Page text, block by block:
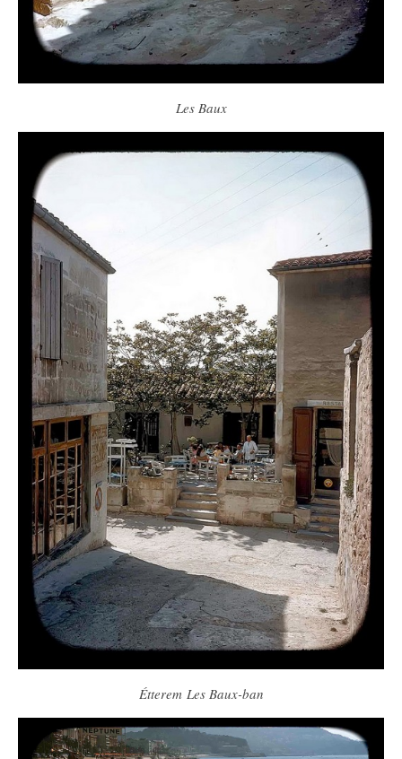
Les Baux
Étterem Les Baux-ban